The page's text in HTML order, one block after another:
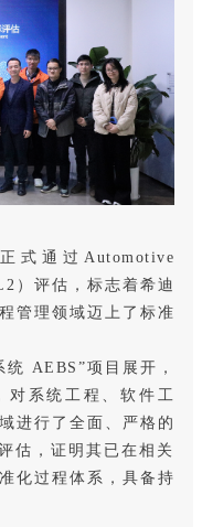
式通过Automotive
）评估，标志着希迪
管理领域迈上了标准
AEBS”项目展开，
对系统工程、软件工
进行了全面、严格的
估，证明其已在相关
化过程体系，具备持